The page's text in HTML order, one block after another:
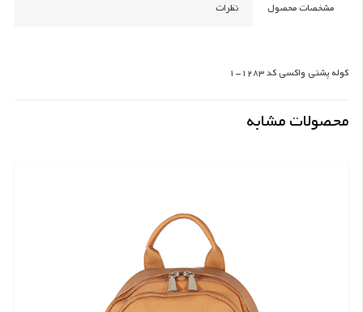
مشخصات محصول نظرات
کوله پشتی واکسی کد 1283-1
محصولات مشابه